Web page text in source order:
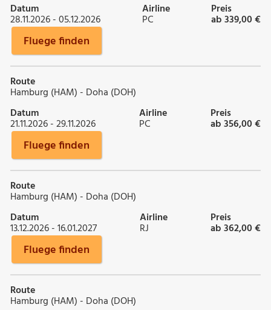
Datum
28.11.2026 - 05.12.2026
Airline
PC
Preis
ab 339,00 €
Fluege finden
Route
Hamburg (HAM) - Doha (DOH)
Datum
21.11.2026 - 29.11.2026
Airline
PC
Preis
ab 356,00 €
Fluege finden
Route
Hamburg (HAM) - Doha (DOH)
Datum
13.12.2026 - 16.01.2027
Airline
RJ
Preis
ab 362,00 €
Fluege finden
Route
Hamburg (HAM) - Doha (DOH)